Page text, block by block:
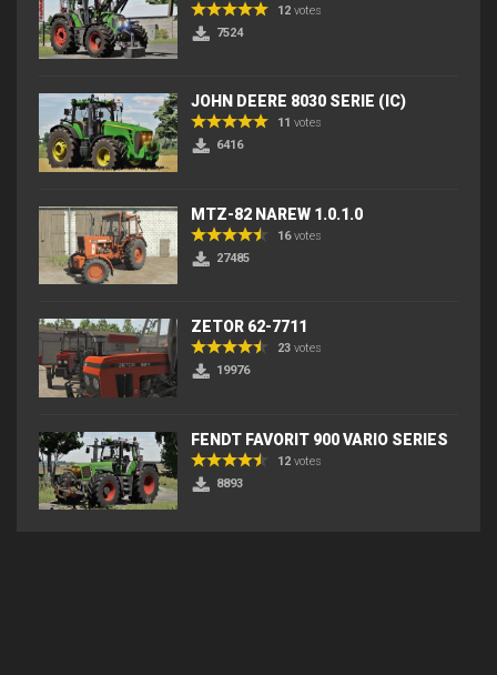
12 votes
7524
JOHN DEERE 8030 SERIE (IC)
11 votes
6416
MTZ-82 NAREW 1.0.1.0
16votes
27485
ZETOR 62-7711
23 votes
19976
FENDT FAVORIT 900 VARIO SERIES
12 votes
8893